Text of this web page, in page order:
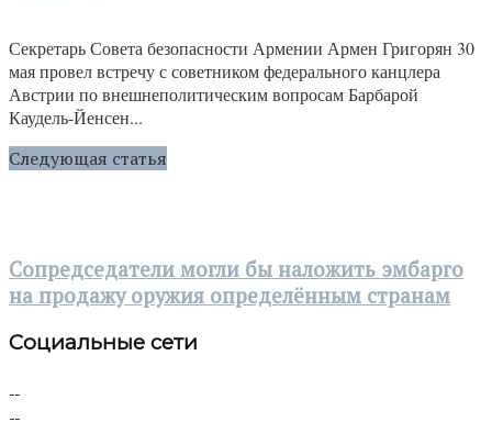
Секретарь Совета безопасности Армении Армен Григорян 30
мая провел встречу с советником федерального канцлера
Австрии по внешнеполитическим вопросам Барбарой
Каудель-Йенсен...
Следующая статья
Сопредседатели могли бы наложить эмбарго
на продажу оружия определённым странам
Социальные сети